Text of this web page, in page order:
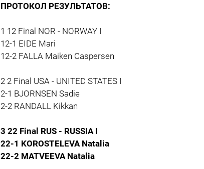
ПРОТОКОЛ РЕЗУЛЬТАТОВ:
1 12 Final NOR - NORWAY I
12-1 EIDE Mari
12-2 FALLA Maiken Caspersen
2 2 Final USA - UNITED STATES I
2-1 BJORNSEN Sadie
2-2 RANDALL Kikkan
3 22 Final RUS - RUSSIA I
22-1 KOROSTELEVA Natalia
22-2 MATVEEVA Natalia